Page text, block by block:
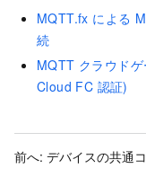
MQTT.fx による
続
MQTT クラウド
Cloud FC 認証)
前へ: デバイスの共通